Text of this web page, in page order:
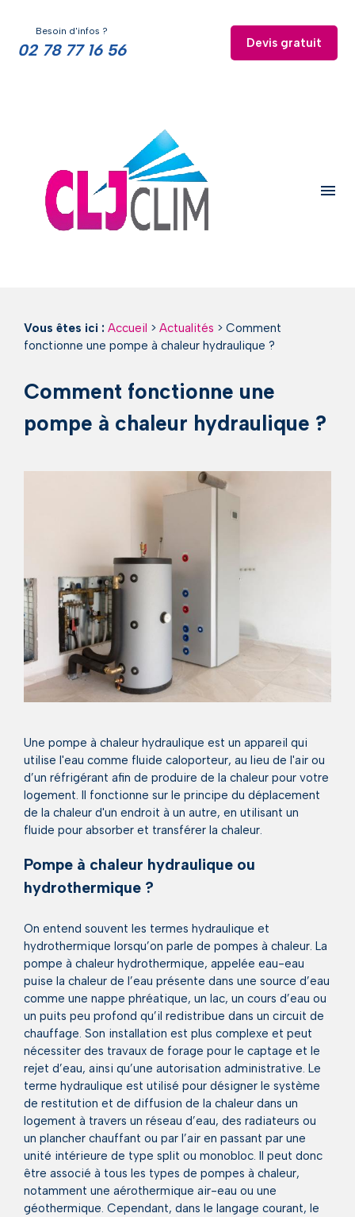
Besoin d'infos ?
02 78 77 16 56 Devis gratuit
menu
Vous êtes ici : Accueil > Actualités > Comment
fonctionne une pompe à chaleur hydraulique ?
Comment fonctionne une
pompe à chaleur hydraulique ?
Une pompe à chaleur hydraulique est un appareil qui
utilise l'eau comme fluide caloporteur, au lieu de l'air ou
d’un réfrigérant afin de produire de la chaleur pour votre
logement. Il fonctionne sur le principe du déplacement
de la chaleur d'un endroit à un autre, en utilisant un
fluide pour absorber et transférer la chaleur.
Pompe à chaleur hydraulique ou
hydrothermique ?
On entend souvent les termes hydraulique et
hydrothermique lorsqu’on parle de pompes à chaleur. La
pompe à chaleur hydrothermique, appelée eau-eau
puise la chaleur de l’eau présente dans une source d’eau
comme une nappe phréatique, un lac, un cours d’eau ou
un puits peu profond qu’il redistribue dans un circuit de
chauffage. Son installation est plus complexe et peut
nécessiter des travaux de forage pour le captage et le
rejet d’eau, ainsi qu’une autorisation administrative. Le
terme hydraulique est utilisé pour désigner le système
de restitution et de diffusion de la chaleur dans un
logement à travers un réseau d’eau, des radiateurs ou
un plancher chauffant ou par l’air en passant par une
unité intérieure de type split ou monobloc. Il peut donc
être associé à tous les types de pompes à chaleur,
notamment une aérothermique air-eau ou une
géothermique. Cependant, dans le langage courant, le